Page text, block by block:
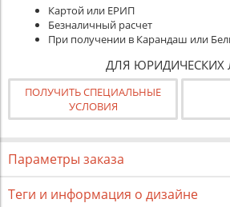
Картой или ЕРИП
Безналичный расчет
При получении в Карандаш или
ДЛЯ ЮРИДИЧЕСКИХ
ПОЛУЧИТЬ СПЕЦИАЛЬНЫЕ
УСЛОВИЯ
Параметры заказа
Теги и информация о дизайне